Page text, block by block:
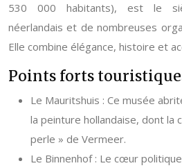
530 000 habitants), est le
néerlandais et de nombreuses
Elle combine élégance, histoire et
Points forts
Le Mauritshuis : Ce musée
la peinture hollandaise, dont la
perle » de Vermeer.
Le Binnenhof : Le cœur